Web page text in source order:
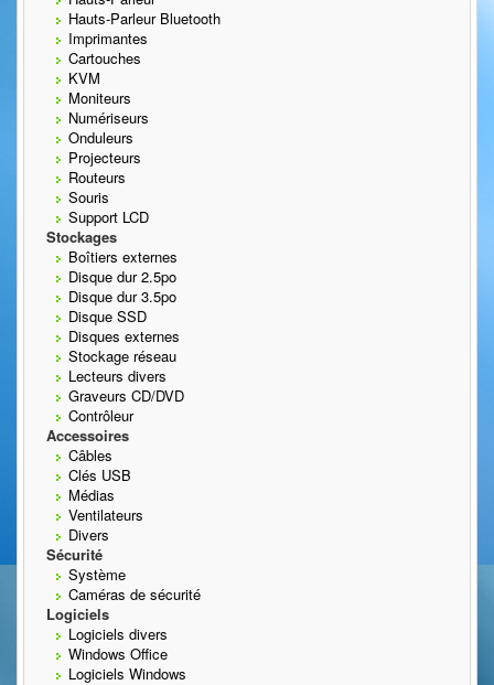
Hauts-Parleur Bluetooth
Imprimantes
Cartouches
KVM
Moniteurs
Numériseurs
Onduleurs
Projecteurs
Routeurs
Souris
Support LCD
Stockages
Boîtiers externes
Disque dur 2.5po
Disque dur 3.5po
Disque SSD
Disques externes
Stockage réseau
Lecteurs divers
Graveurs CD/DVD
Contrôleur
Accessoires
Câbles
Clés USB
Médias
Ventilateurs
Divers
Sécurité
Système
Caméras de sécurité
Logiciels
Logiciels divers
Windows Office
Logiciels Windows